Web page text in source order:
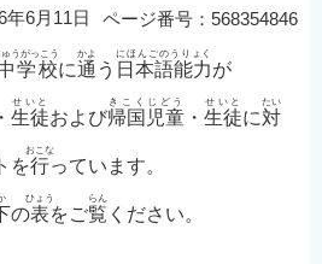
ページ番号：568354846
年6月11日
学校
うがっこう
に通
かよ
う 日本語能力
にほんごのうりょく
が
・ 生徒
せいと
および帰国児童
きこくじどう
・ 生徒
せいと
に対
たい
を行
おこな
っています。
の表
ひょう
をご覧
らん
ください。